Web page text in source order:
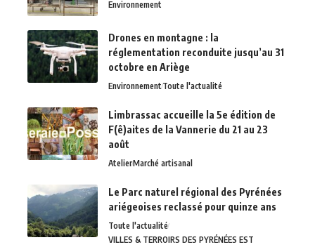
Environnement
Drones en montagne : la
réglementation reconduite jusqu’au 31
octobre en Ariège
EnvironnementToute l'actualité
Limbrassac accueille la 5e édition de
F(ê)aites de la Vannerie du 21 au 23
août
AtelierMarché artisanal
Le Parc naturel régional des Pyrénées
ariégeoises reclassé pour quinze ans
Toute l'actualité
VILLES & TERROIRS DES PYRÉNÉES EST